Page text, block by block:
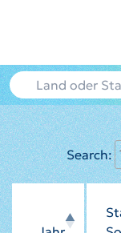
Search: